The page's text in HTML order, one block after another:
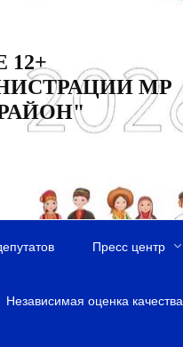
МР
Пресс центр
Независимая оценка качества.